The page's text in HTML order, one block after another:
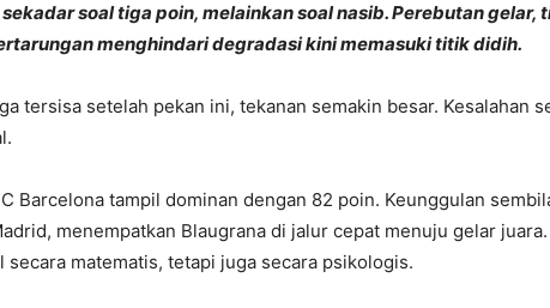
soal tiga poin, melainkan soal nasib. Perebutan gelar,
menghindari degradasi kini memasuki titik didih.
tersisa setelah pekan ini, tekanan semakin besar. Kesalahan
Barcelona tampil dominan dengan 82 poin. Keunggulan
menempatkan Blaugrana di jalur cepat menuju gelar
secara matematis, tetapi juga secara psikologis.